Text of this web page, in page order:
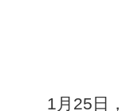
1月25日，